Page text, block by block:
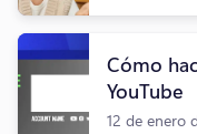
Cómo
YouTube
12 de enero